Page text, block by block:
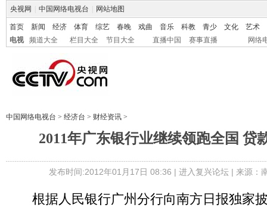
央视网 中国网络电视台 网站地图
首页 新闻 经济 体育 综艺 春晚 戏曲 音乐 科教 青少 文化
艺术
电视
频道大全 栏目大全 节目大全 直播中国 赛事直播 网络
中国网络电视台 > 经济台 > 财经资讯 >
2011年广东银行业继续领跑全国 贷
发布时间:2012年01月17日 08:36 | 进入复兴论坛| 来源：
根据人民银行广州分行向南方日报独家